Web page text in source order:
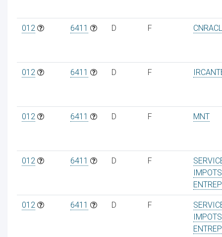
012 6411 D F CNRACL
012 6411 D F
012 6411 D F MNT
012 6411 D F
IMPOTS
012 6411 D F
IMPOTS